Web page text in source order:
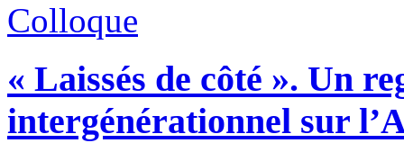
Colloque
« Laissés de côté ». Un
intergénérationnel sur